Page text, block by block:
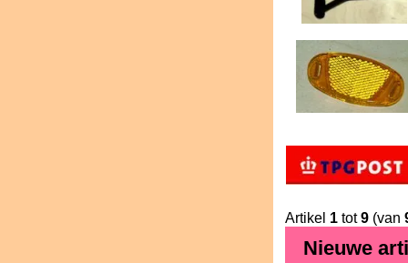
Artikel 1tot9(van
Nieuwe